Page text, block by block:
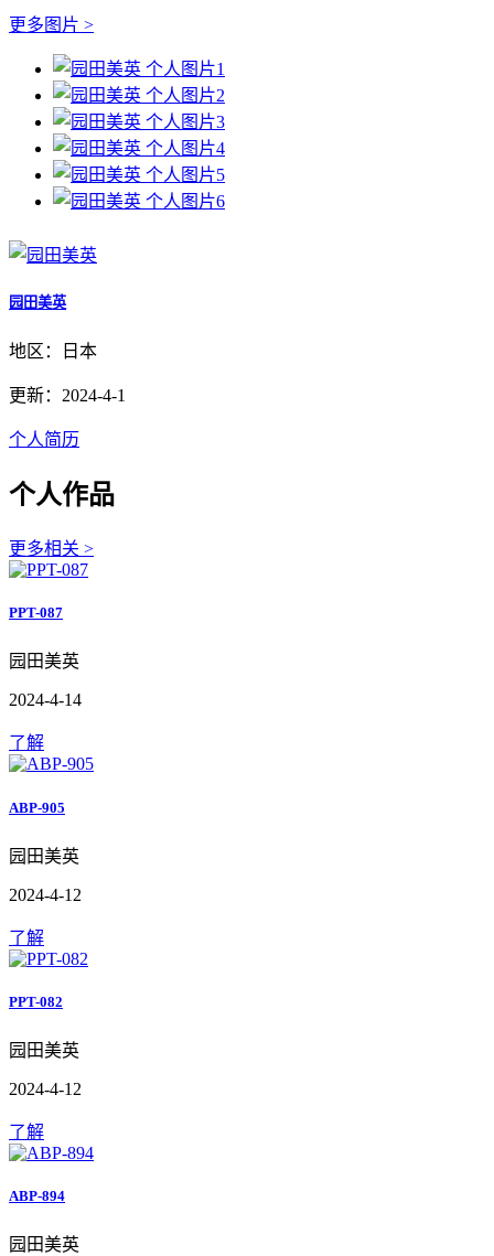
更多图片 >
园田美英
地区：日本
更新：2024-4-1
个人简历
个人作品
更多相关 >
PPT-087
园田美英
2024-4-14
了解
ABP-905
园田美英
2024-4-12
了解
PPT-082
园田美英
2024-4-12
了解
ABP-894
园田美英